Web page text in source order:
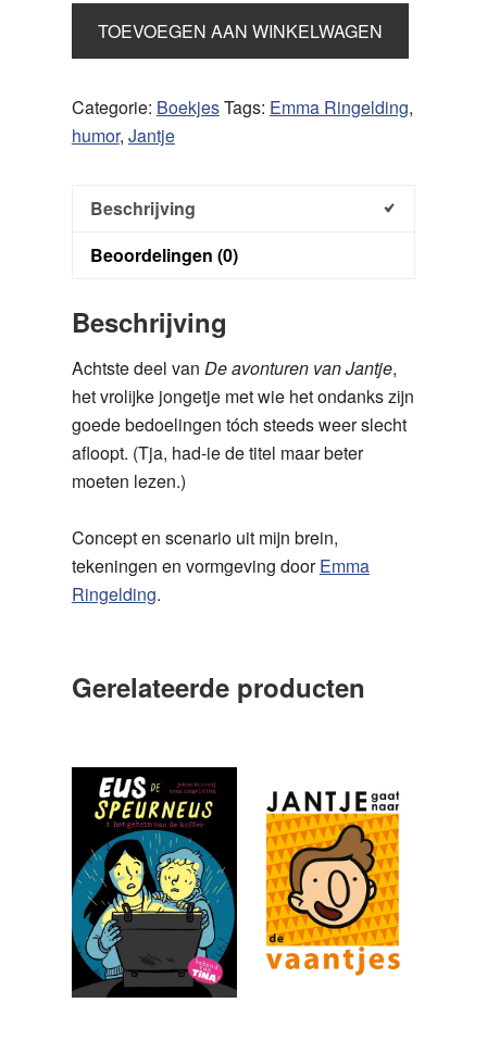
gaat
de
kloten
TOEVOEGEN AAN WINKELWAGEN
Categorie: BoekjesTags: Emma Ringelding,
humor, Jantje
Beschrijving
Beoordelingen (0)
Beschrijving
Achtste deel van De avonturen van Jantje,
het vrolijke jongetje met wie het ondanks zijn
goede bedoelingen tóch steeds weer slecht
afloopt. (Tja, had-ie de titel maar beter
moeten lezen.)
Concept en scenario uit mijn brein,
tekeningen en vormgeving doorEmma
Ringelding.
Gerelateerde producten